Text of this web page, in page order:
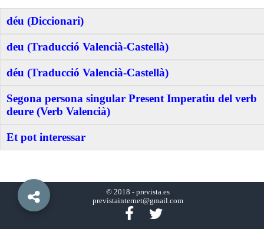
déu (Diccionari)
deu (Traducció Valencià-Castellà)
déu (Traducció Valencià-Castellà)
Segona persona singular Present Imperatiu del verb
deure (Verb Valencià)
Et pot interessar
© 2018 - prevista.es
previstainternet@gmail.com